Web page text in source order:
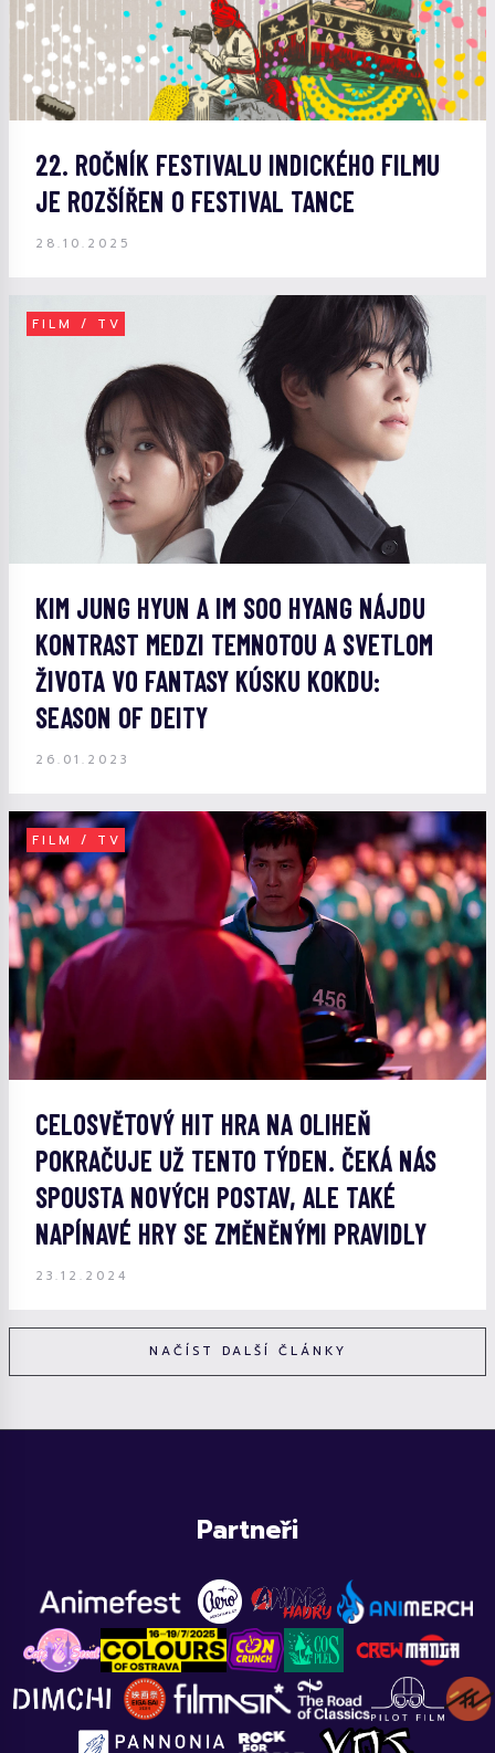
22. ROČNÍK FESTIVALU INDICKÉHO FILMU
JE ROZŠÍŘEN O FESTIVAL TANCE
28.10.2025
FILM / TV
KIM JUNG HYUN A IM SOO HYANG NÁJDU
KONTRAST MEDZI TEMNOTOU A SVETLOM
ŽIVOTA VO FANTASY KÚSKU KOKDU:
SEASON OF DEITY
26.01.2023
FILM / TV
CELOSVĚTOVÝ HIT HRA NA OLIHEŇ
POKRAČUJE UŽ TENTO TÝDEN. ČEKÁ NÁS
SPOUSTA NOVÝCH POSTAV, ALE TAKÉ
NAPÍNAVÉ HRY SE ZMĚNĚNÝMI PRAVIDLY
23.12.2024
NAČÍST DALŠÍ ČLÁNKY
Partneři